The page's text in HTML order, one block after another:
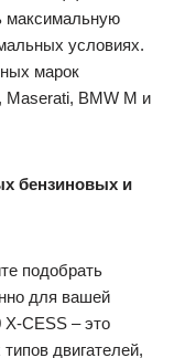
максимальную
условиях.
марок
Maserati, BMW M и
бензиновых и
подобрать
для вашей
CESS – это
двигателей,